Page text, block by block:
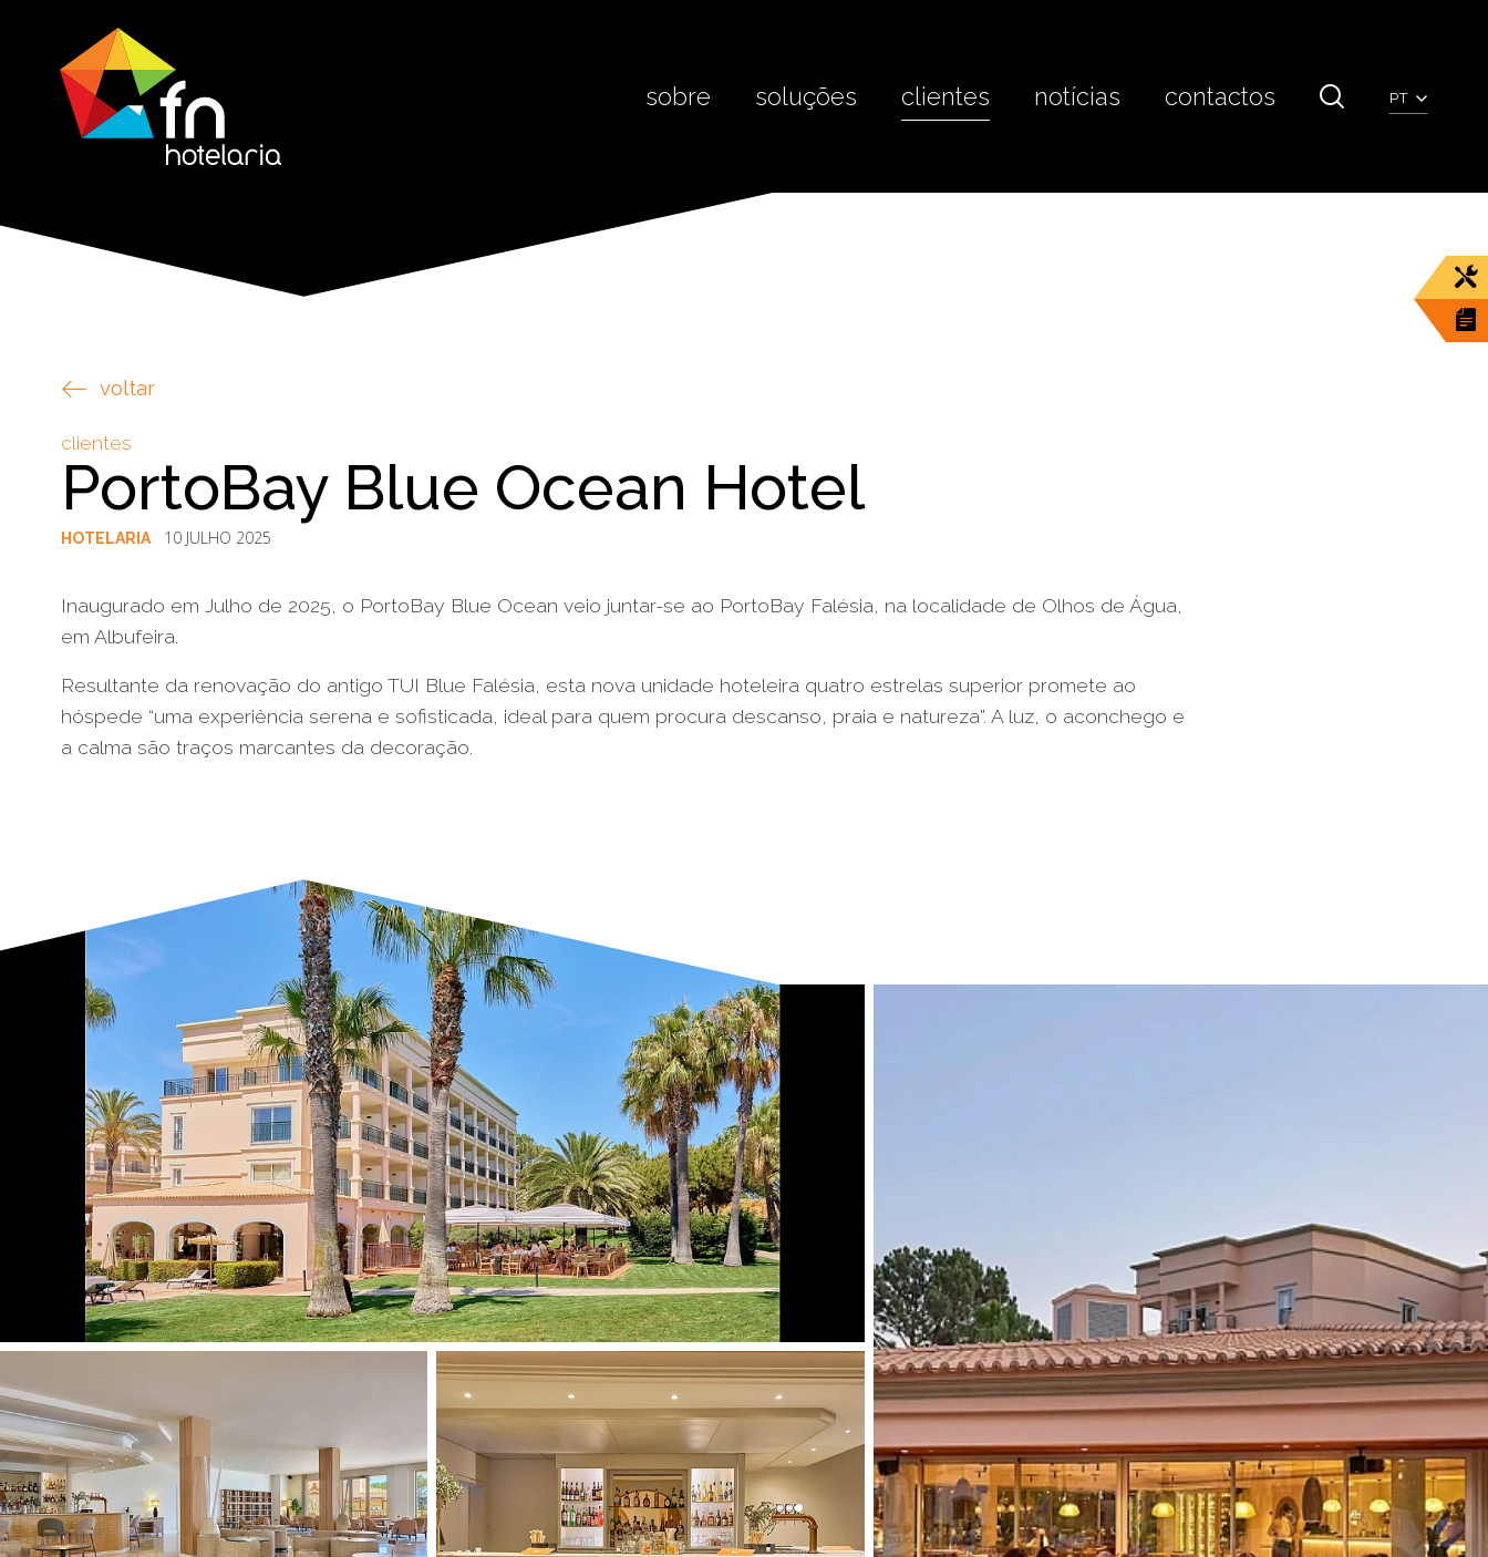
sobre soluções clientes notícias contactos PT
voltar
clientes
PortoBay Blue Ocean Hotel
HOTELARIA 10 JULHO 2025
Inaugurado em Julho de 2025, o PortoBay Blue Ocean veio juntar-se ao PortoBay Falésia, na localidade de Olhos de Água,
em Albufeira.
Resultante da renovação do antigo TUI Blue Falésia, esta nova unidade hoteleira quatro estrelas superior promete ao
hóspede “uma experiência serena e sofisticada, ideal para quem procura descanso, praia e natureza”. A luz, o aconchego e
a calma são traços marcantes da decoração.